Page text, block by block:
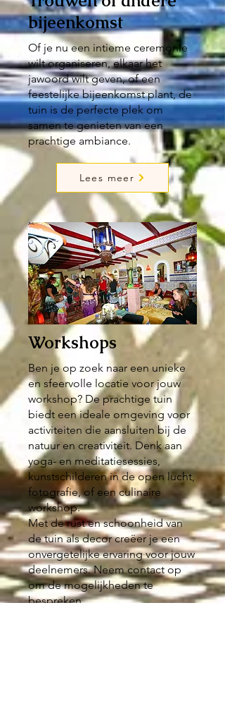
bijeenkomst
Of je nu een intieme ceremonie
wilt organiseren, elkaar het
jawoord wilt geven, of een
feestelijke bijeenkomst plant, de
tuin is de perfecte plek om
samen te genieten van een
prachtige ambiance.
Lees meer
Workshops
Ben je op zoek naar een unieke
en sfeervolle locatie voor jouw
workshop? De prachtige tuin
biedt een ideale omgeving voor
activiteiten die aansluiten bij de
natuur en creativiteit. Denk aan
yoga- en meditatiesessies,
kunstschilderen in de open lucht,
fotografie, of een culinaire
workshop.
Met de rust en schoonheid van
de tuin als decor creëer je een
onvergetelijke ervaring voor jouw
deelnemers. Neem contact op
om de mogelijkheden te
bespreken.